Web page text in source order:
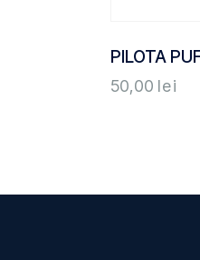
PILOTA
50,00 lei